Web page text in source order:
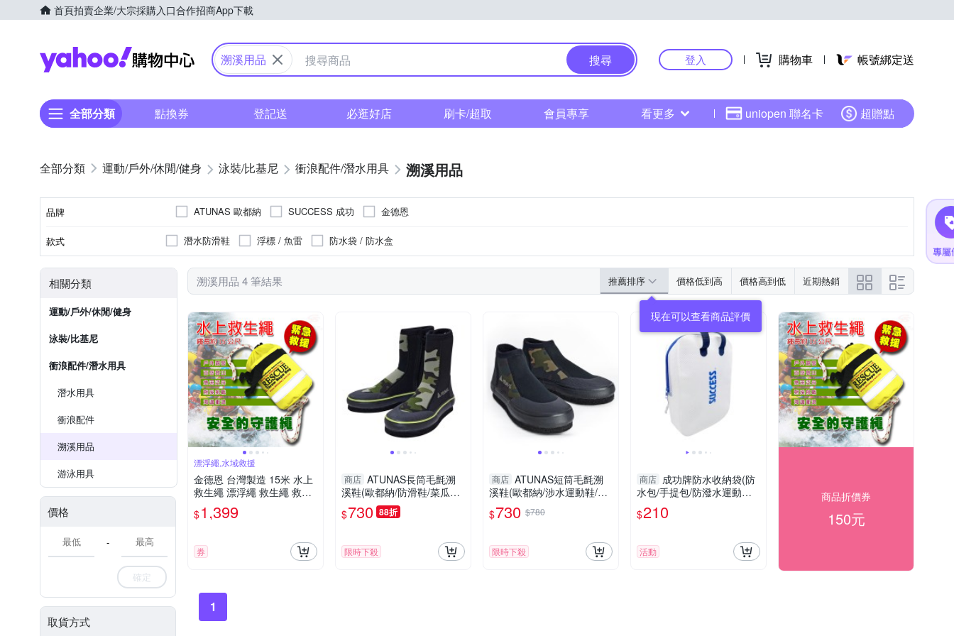
首頁拍賣企業/大宗採購入口合作招商App下載
Yahoo購物中心
溯溪用品 搜尋 登入 購物車 帳號綁定送
全部分類 點換券 登記送 必逛好店 刷卡/超取 會員專享 看更多 uniopen 聯名卡 超贈點
運動/戶外/休閒/健身 泳裝/比基尼 衝浪配件/潛水用具 溯溪用品
品牌 ATUNAS 歐都納 SUCCESS 成功 金德恩
款式 潛水防滑鞋 浮標 / 魚雷 防水袋 / 防水盒
相關分類
運動/戶外/休閒/健身
泳裝/比基尼
衝浪配件/潛水用具
潛水用具
衝浪配件
溯溪用品
游泳用具
價格
-
確定
取貨方式
溯溪用品 4 筆結果 推薦排序 價格低到高 價格高到低 近期熱銷
現在可以查看商品評價
漂浮繩,水域救援
金德恩 台灣製造 15米 水上
救生繩 漂浮繩 救生繩 救援
繩 浮水繩 求生繩 拋繩器 水
上救生繩 救生 救援
$1,399
券
商店 ATUNAS長筒毛氈溯
溪鞋(歐都納/防滑鞋/菜瓜布
鞋/潛水鞋/涉水運動鞋/浮潛/
衝浪/溪釣玩水)
$730 88折
限時下殺
商店 ATUNAS短筒毛氈溯
溪鞋(歐都納/涉水運動鞋/浮
潛/衝浪/防滑鞋/菜瓜布鞋/潛
水鞋/溪釣玩水/GetSport)
$730 $780
限時下殺
商店 成功牌防水收納袋(防
水包/手提包/防潑水運動包/
防潮收納)
$210
活動
商品折價券
150元
1